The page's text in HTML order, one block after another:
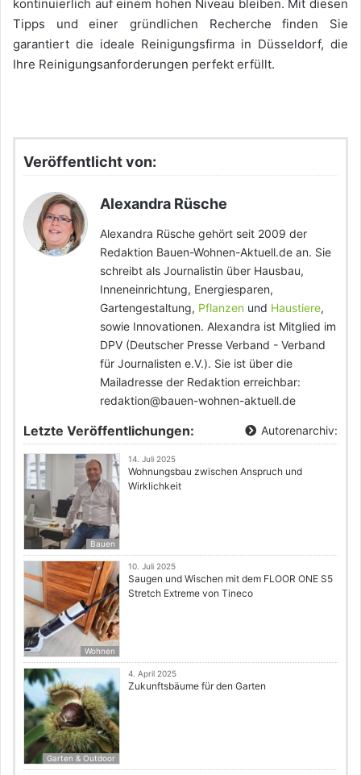
kontinuierlich auf einem hohen Niveau bleiben. Mit diesen
Tipps und einer gründlichen Recherche finden Sie
garantiert die ideale Reinigungsfirma in Düsseldorf, die
Ihre Reinigungsanforderungen perfekt erfüllt.
Veröffentlicht von:
Alexandra Rüsche
Alexandra Rüsche gehört seit 2009 der
Redaktion Bauen-Wohnen-Aktuell.de an. Sie
schreibt als Journalistin über Hausbau,
Inneneinrichtung, Energiesparen,
Gartengestaltung, Pflanzen und Haustiere,
sowie Innovationen. Alexandra ist Mitglied im
DPV (Deutscher Presse Verband - Verband
für Journalisten e.V.). Sie ist über die
Mailadresse der Redaktion erreichbar:
redaktion@bauen-wohnen-aktuell.de
Letzte Veröffentlichungen: Autorenarchiv:
Bauen
14. Juli 2025
Wohnungsbau zwischen Anspruch und
Wirklichkeit
Wohnen
10. Juli 2025
Saugen und Wischen mit dem FLOOR ONE S5
Stretch Extreme von Tineco
Garten & Outdoor
4. April 2025
Zukunftsbäume für den Garten